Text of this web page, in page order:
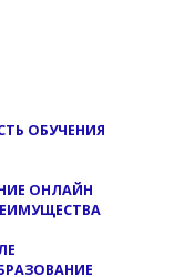
ОБУЧЕНИЯ
ОНЛАЙН